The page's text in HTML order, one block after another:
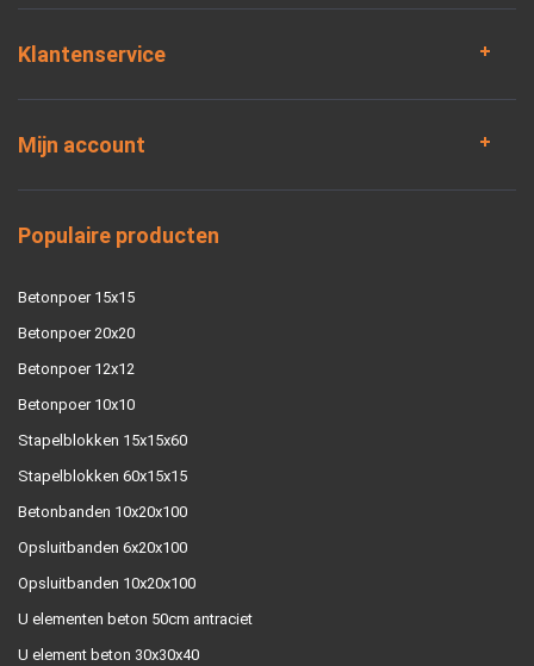
Klantenservice
Mijn account
Populaire producten
Betonpoer 15x15
Betonpoer 20x20
Betonpoer 12x12
Betonpoer 10x10
Stapelblokken 15x15x60
Stapelblokken 60x15x15
Betonbanden 10x20x100
Opsluitbanden 6x20x100
Opsluitbanden 10x20x100
U elementen beton 50cm antraciet
U element beton 30x30x40